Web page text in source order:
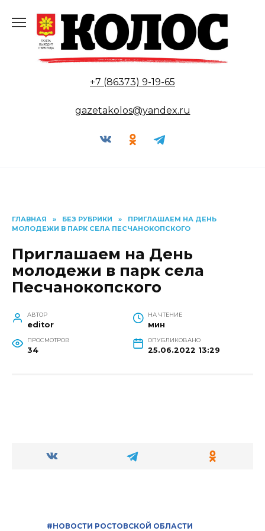
содержанию
+7 (86373) 9-19-65
gazetakolos@yandex.ru
ГЛАВНАЯ » БЕЗ РУБРИКИ »
ПРИГЛАШАЕМ НА ДЕНЬ
МОЛОДЕЖИ В ПАРК СЕЛА ПЕСЧАНОКОПСКОГО
Приглашаем на День
молодежи в парк села
Песчанокопского
АВТОР
editor
НА ЧТЕНИЕ
мин
ПРОСМОТРОВ
34
ОПУБЛИКОВАНО
25.06.2022 13:29
#НОВОСТИ РОСТОВСКОЙ ОБЛАСТИ